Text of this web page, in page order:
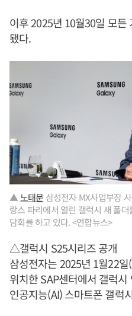
이후 2025년 10월30일 모든
됐다.
▲노태문 삼성전자 MX사업부장
랑스 파리에서 열린 갤럭시 새 폴
담회를 하고 있다. <연합뉴스>
△갤럭시 S25시리즈 공개
삼성전자는 2025년 1월22
위치한 SAP센터에서 갤럭
인공지능(AI) 스마트폰 갤럭